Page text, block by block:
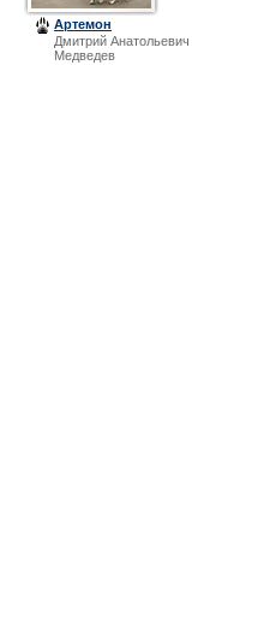
Артемон
Дмитрий Анатольевич
Медведев